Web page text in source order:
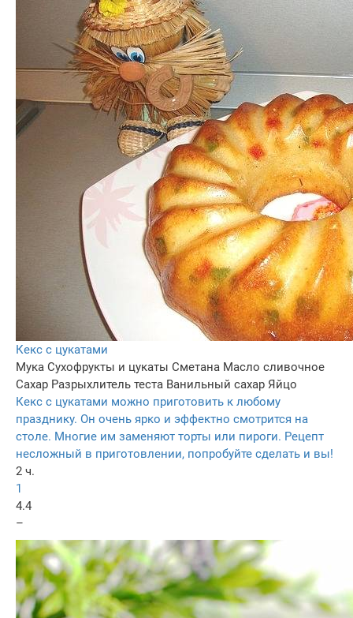
Кекс с цукатами
Мука Сухофрукты и цукаты Сметана Масло сливочное
Сахар Разрыхлитель теста Ванильный сахар Яйцо
Кекс с цукатами можно приготовить к любому
празднику. Он очень ярко и эффектно смотрится на
столе. Многие им заменяют торты или пироги. Рецепт
несложный в приготовлении, попробуйте сделать и вы!
2 ч.
1
4.4
–